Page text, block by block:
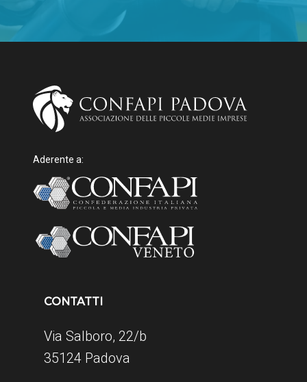
Aderente a:
CONTATTI
Via Salboro, 22/b
35124 Padova